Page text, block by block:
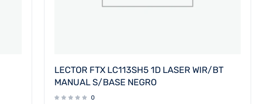
LECTOR FTX LC113SH5 1D LASER WIR/BT
MANUAL S/BASE NEGRO
0